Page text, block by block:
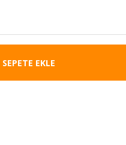
SEPETE EKLE